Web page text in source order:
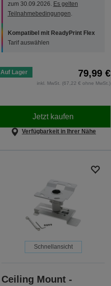
zum 30.09.2026. Es gelten
Teilnahmebedingungen.
Kompatibel mit ReadyPrint Flex
Tarif auswählen
Auf Lager 79,99 €
inkl. MwSt. (67,22 € ohne MwSt.)
Jetzt kaufen
Verfügbarkeit in Ihrer Nähe
Schnellansicht
Ceiling Mount -